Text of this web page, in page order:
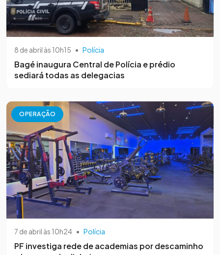
8 de abril às 10h15 • Polícia
Bagé inaugura Central de Polícia e prédio
sediará todas as delegacias
OPERAÇÃO
7 de abril às 10h24 • Polícia
PF investiga rede de academias por descaminho